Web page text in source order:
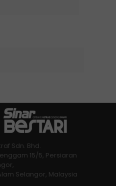
Sdn. Bhd.
15/5, Persiaran
Selangor, Malaysia